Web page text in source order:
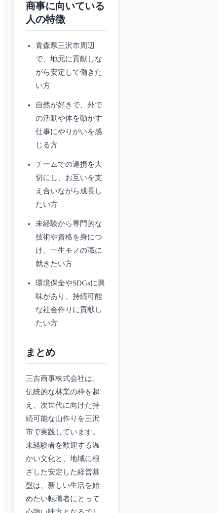
商事に向いている
人の特徴
青森県三沢市周辺
で、地元に貢献しな
がら安定して働きた
い方
自然が好きで、外で
の活動や体を動かす
仕事にやりがいを感
じる方
チームでの連携を大
切にし、お互いを支
え合いながら成長し
たい方
未経験から専門的な
技術や資格を身につ
け、一生モノの職に
就きたい方
環境保全やSDGsに興
味があり、持続可能
な社会作りに貢献し
たい方
まとめ
三吉商事株式会社は、
伝統的な林業の枠を超
え、次世代に向けた持
続可能な山作りを三沢
市で実践しています。
未経験者を歓迎する温
かい文化と、地域に根
ざした安定した経営基
盤は、新しい生活を始
めたい転職者にとって